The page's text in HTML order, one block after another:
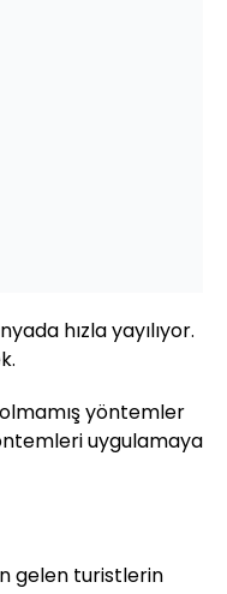
hızla yayılıyor.
yöntemler
uygulamaya
gelen turistlerin